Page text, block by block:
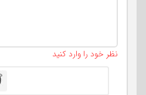
نظر خود را وارد کنید